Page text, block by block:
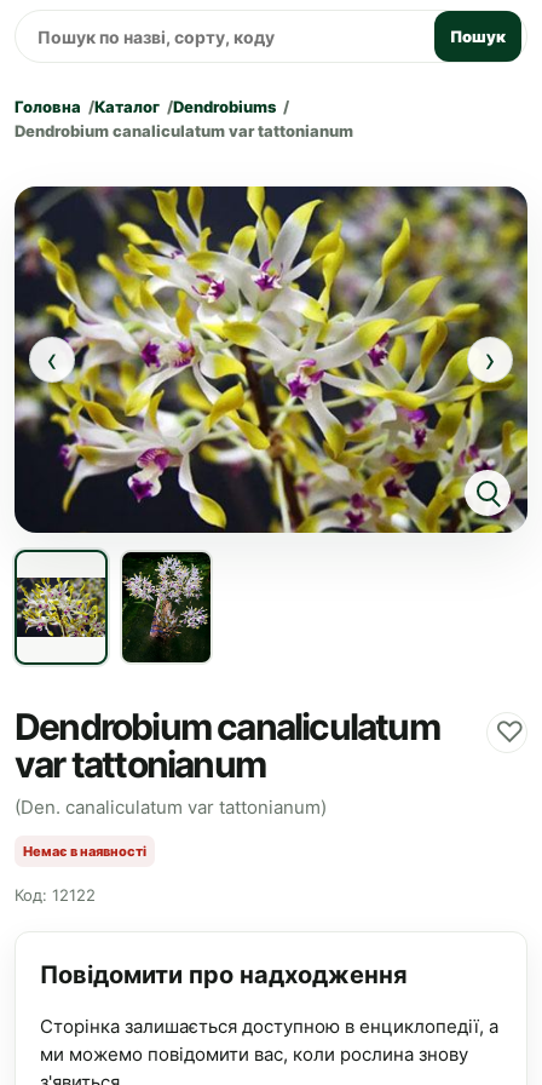
Пошук
Головна Каталог
Dendrobiums
Dendrobium canaliculatum var tattonianum
‹ ›
Dendrobium canaliculatum
var tattonianum
♡
(Den. canaliculatum var tattonianum)
Немає в наявності
Код: 12122
Повідомити про надходження
Сторінка залишається доступною в енциклопедії, а
ми можемо повідомити вас, коли рослина знову